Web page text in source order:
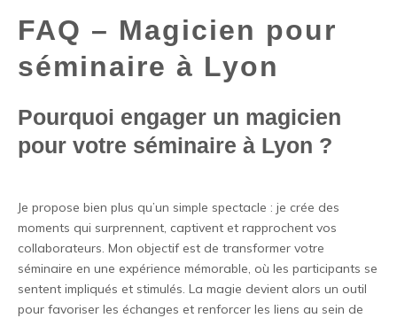
FAQ – Magicien pour
séminaire à Lyon
Pourquoi engager un magicien
pour votre séminaire à Lyon ?
Je propose bien plus qu’un simple spectacle : je crée des
moments qui surprennent, captivent et rapprochent vos
collaborateurs. Mon objectif est de transformer votre
séminaire en une expérience mémorable, où les participants se
sentent impliqués et stimulés. La magie devient alors un outil
pour favoriser les échanges et renforcer les liens au sein de